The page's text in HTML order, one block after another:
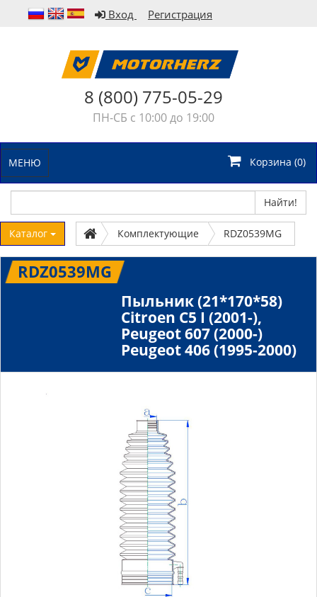
Вход Регистрация
8 (800) 775-05-29
ПН-СБ с 10:00 до 19:00
МЕНЮ Корзина (0)
Найти!
Каталог Комплектующие RDZ0539MG
RDZ0539MG
Пыльник (21*170*58)
Citroen C5 I (2001-),
Peugeot 607 (2000-)
Peugeot 406 (1995-2000)